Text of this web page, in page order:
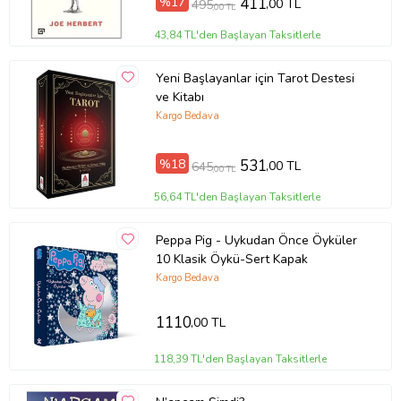
Tanıtım Metni
Baskı Sayısı
Baskı Tarihi 2023
Natalie Goldberg
Cilt Tipi
Ciltsiz
Kağıt Cinsi
2. Hamur
Sayfa Sayısı 232
Yayın Dili
Türkçe
Yazar
Natalie Goldberg
495,00 TL ,00 TL
43,84 TL'den Başlayan Taksitlerle
Yeni Başlayanlar için Tarot Destesi
ve Kitabı
Kargo Bedava
%18 645,00 TL 531,00 TL
56,64 TL'den Başlayan Taksitlerle
Peppa Pig - Uykudan Önce Öyküler
10 Klasik Öykü-Sert Kapak
Kargo Bedava
1110,00 TL
118,39 TL'den Başlayan Taksitlerle